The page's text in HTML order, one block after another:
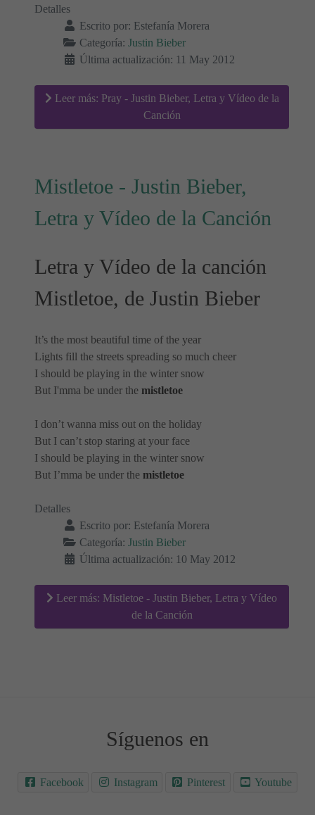
Detalles
Escrito por: Estefanía Morera
Categoría: Justin Bieber
Última actualización: 11 May 2012
Leer más: Pray - Justin Bieber, Letra y Vídeo de la
Canción
Mistletoe - Justin Bieber,
Letra y Vídeo de la Canción
Letra y Vídeo de la canción
Mistletoe, de Justin Bieber
It’s the most beautiful time of the year
Lights fill the streets spreading so much cheer
I should be playing in the winter snow
But I'mma be under the mistletoe
I don’t wanna miss out on the holiday
But I can’t stop staring at your face
I should be playing in the winter snow
But I’mma be under the mistletoe
Detalles
Escrito por: Estefanía Morera
Categoría: Justin Bieber
Última actualización: 10 May 2012
Leer más: Mistletoe - Justin Bieber, Letra y Vídeo
de la Canción
Síguenos en
Facebook Instagram Pinterest Youtube